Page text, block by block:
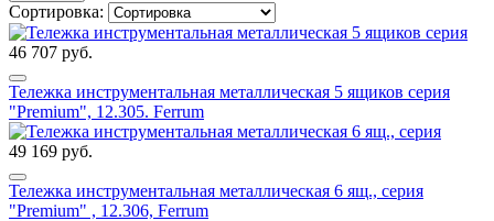
Сортировка:
46 707 руб.
Тележка инструментальная металлическая 5 ящиков серия
"Premium", 12.305. Ferrum
49 169 руб.
Тележка инструментальная металлическая 6 ящ., серия
"Premium" , 12.306, Ferrum